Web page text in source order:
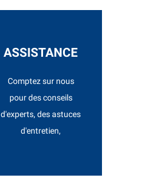
ASSISTANCE
Comptez sur nous
pour des conseils
d'experts, des astuces
d'entretien,